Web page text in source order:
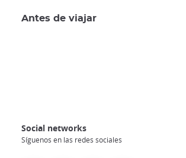
Antes de viajar
Social networks
Síguenos en las redes sociales